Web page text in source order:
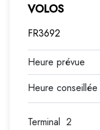
FR3692
VOLOS
Terminal 2